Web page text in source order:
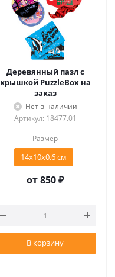
Деревянный пазл с
крышкой PuzzleBox на
заказ
Нет в наличии
Артикул: 18477.01
Размер
14х10х0,6 см
от850 ₽
В корзину